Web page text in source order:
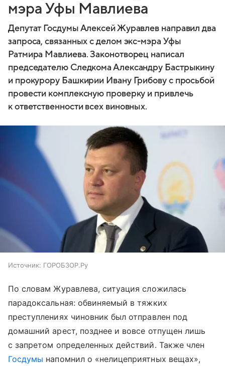
мэра Уфы Мавлиева
Депутат Госдумы Алексей Журавлев направил два
запроса, связанных с делом экс-мэра Уфы
Ратмира Мавлиева. Законотворец написал
председателю Следкома Александру Бастрыкину
и прокурору Башкирии Ивану Грибову с просьбой
провести комплексную проверку и привлечь
к ответственности всех виновных.
Источник: ГОРОБЗОР.Ру
По словам Журавлева, ситуация сложилась
парадоксальная: обвиняемый в тяжких
преступлениях чиновник был отправлен под
домашний арест, позднее и вовсе отпущен лишь
с запретом определенных действий. Также член
Госдумы напомнил о «нелицеприятных вещах»,